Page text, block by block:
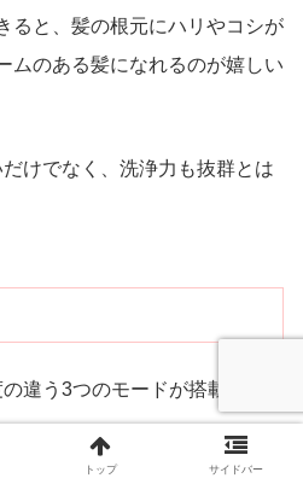
ると、髪の根元にハリやコシが
ムのある髪になれるのが嬉しい
けでなく、洗浄力も抜群とは
違う3つのモードが搭載され
トップ サイドバー